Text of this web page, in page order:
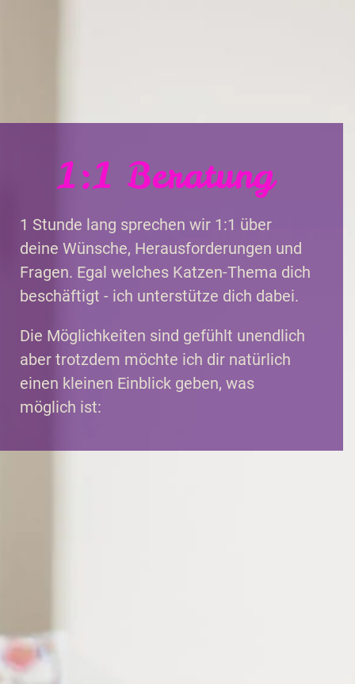
1:1 Beratung
1 Stunde lang sprechen wir 1:1 über
deine Wünsche, Herausforderungen und
Fragen. Egal welches Katzen-Thema dich
beschäftigt - ich unterstütze dich dabei.
Die Möglichkeiten sind gefühlt unendlich
aber trotzdem möchte ich dir natürlich
einen kleinen Einblick geben, was
möglich ist: